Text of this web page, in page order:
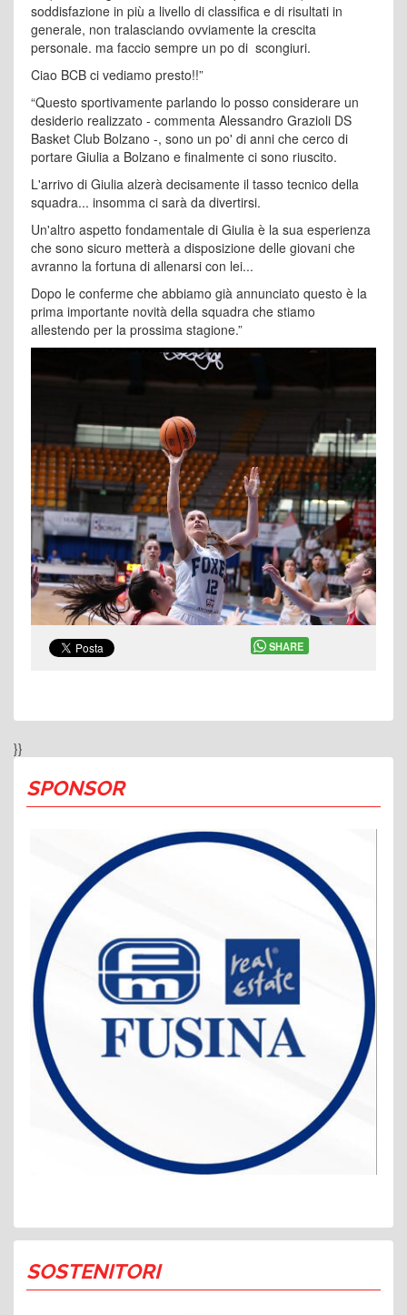
}}
SPONSOR
SOSTENITORI
soddisfazione in più a livello di classifica e di risultati in
generale, non tralasciando ovviamente la crescita
personale. ma faccio sempre un po di scongiuri.
Ciao BCB ci vediamo presto!!”
“Questo sportivamente parlando lo posso considerare un
desiderio realizzato - commenta Alessandro Grazioli DS
Basket Club Bolzano -, sono un po' di anni che cerco di
portare Giulia a Bolzano e finalmente ci sono riuscito.
L'arrivo di Giulia alzerà decisamente il tasso tecnico della
squadra... insomma ci sarà da divertirsi.
Un'altro aspetto fondamentale di Giulia è la sua esperienza
che sono sicuro metterà a disposizione delle giovani che
avranno la fortuna di allenarsi con lei...
Dopo le conferme che abbiamo già annunciato questo è la
prima importante novità della squadra che stiamo
allestendo per la prossima stagione.”
SHARE